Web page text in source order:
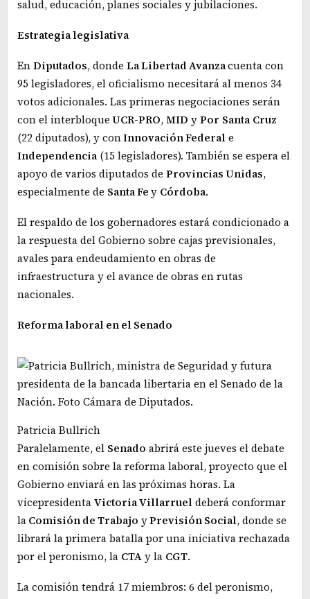
salud, educación, planes sociales y jubilaciones.
Estrategia legislativa
EnDiputados, donde La Libertad Avanzacuenta con
95 legisladores, el oficialismo necesitará al menos 34
votos adicionales. Las primeras negociaciones serán
con el interbloqueUCR-PRO,MID yPor Santa Cruz
(22 diputados), y conInnovación Federal e
Independencia(15 legisladores). También se espera el
apoyo de varios diputados de Provincias Unidas,
especialmente de Santa Fey Córdoba.
El respaldo de los gobernadores estará condicionado a
la respuesta del Gobierno sobre cajas previsionales,
avales para endeudamiento en obras de
infraestructura y el avance de obras en rutas
nacionales.
Reforma laboral en el Senado
Patricia Bullrich
Paralelamente, el Senado abrirá este jueves el debate
en comisión sobre la reforma laboral, proyecto que el
Gobierno enviará en las próximas horas. La
vicepresidentaVictoria Villarruel deberá conformar
laComisión de Trabajo yPrevisión Social, donde se
librará la primera batalla por una iniciativa rechazada
por el peronismo, la CTAy la CGT.
La comisión tendrá 17 miembros: 6 del peronismo,